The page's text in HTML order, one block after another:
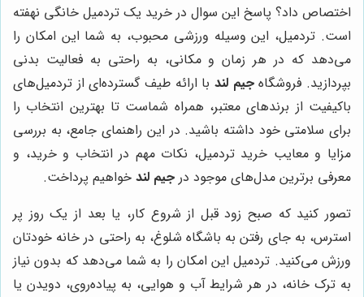
اختصاص داد؟ پاسخ این سوال در خرید یک تردمیل خانگی نهفته
است. تردمیل، این وسیله ورزشی محبوب، به شما این امکان را
می‌دهد که در هر زمان و مکانی، به راحتی به فعالیت بدنی
بپردازید. فروشگاهجیم لند با ارائه طیف گسترده‌ای از تردمیل‌های
باکیفیت از برندهای معتبر، همراه شماست تا بهترین انتخاب را
برای سلامتی خود داشته باشید. در این راهنمای جامع، به بررسی
مزایا و معایب خرید تردمیل، نکات مهم در انتخاب و خرید، و
معرفی برترین مدل‌های موجود در جیم لند خواهیم پرداخت.
تصور کنید که صبح زود قبل از شروع کار، یا بعد از یک روز پر
استرس، به جای رفتن به باشگاه شلوغ، به راحتی در خانه خودتان
ورزش می‌کنید. تردمیل این امکان را به شما می‌دهد که بدون نیاز
به ترک خانه، در هر شرایط آب و هوایی، به پیاده‌روی، دویدن یا